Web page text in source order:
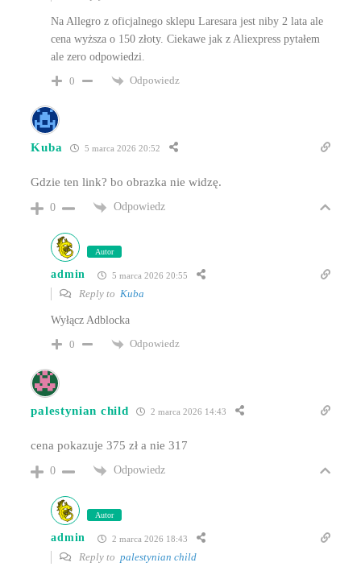
Na Allegro z oficjalnego sklepu Laresara jest niby 2 lata ale
cena wyższa o 150 złoty. Ciekawe jak z Aliexpress pytałem
ale zero odpowiedzi.
0
Odpowiedz
Kuba 5 marca 2026 20:52
Gdzie ten link? bo obrazka nie widzę.
0 Odpowiedz
Autor
admin 5 marca 2026 20:55
Reply toKuba
Wyłącz Adblocka
0
Odpowiedz
palestynian child 2 marca 2026 14:43
cena pokazuje 375 zł a nie 317
0 Odpowiedz
Autor
admin 2 marca 2026 18:43
Reply topalestynian child